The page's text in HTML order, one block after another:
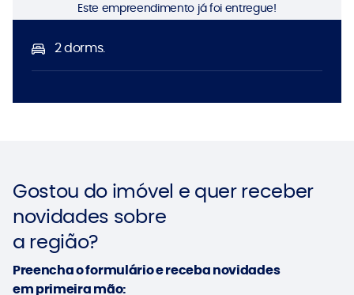
Este empreendimento já foi entregue!
2 dorms.
Gostou do imóvel e quer receber
novidades sobre
a região?
Preencha o formulário e receba novidades
em primeira mão: